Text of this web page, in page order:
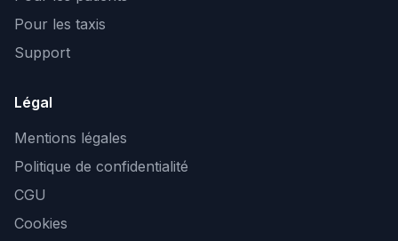
Pour les taxis
Support
Légal
Mentions légales
Politique de confidentialité
CGU
Cookies